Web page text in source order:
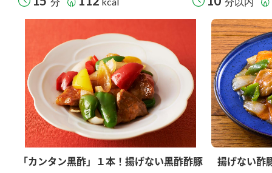
「カンタン黒酢」１本！揚げない黒酢酢豚 揚げない酢